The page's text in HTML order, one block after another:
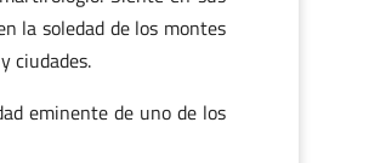
la soledad de los montes
ciudades.
eminente de uno de los